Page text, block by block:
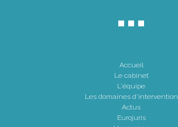
Accueil
Le cabinet
L'équipe
Les domaines d'intervention
Actus
Eurojuris